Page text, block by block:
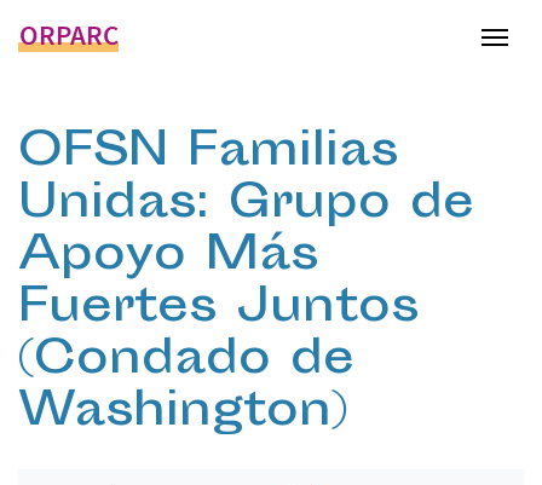
ORPARC
OFSN Familias
Unidas: Grupo de
Apoyo Más
Fuertes Juntos
(Condado de
Washington)